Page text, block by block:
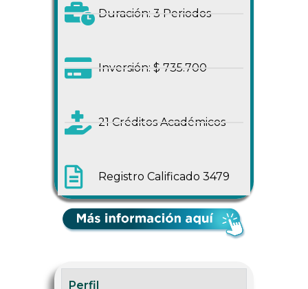
Duración: 3 Periodos
Inversión: $ 735.700
21 Créditos Académicos
Registro Calificado 3479
Perfil